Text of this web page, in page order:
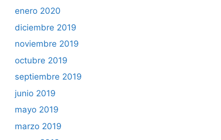
enero 2020
diciembre 2019
noviembre 2019
octubre 2019
septiembre 2019
junio 2019
mayo 2019
marzo 2019